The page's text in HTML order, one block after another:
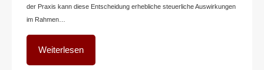
der Praxis kann diese Entscheidung erhebliche steuerliche Auswirkungen
im Rahmen…
Weiterlesen